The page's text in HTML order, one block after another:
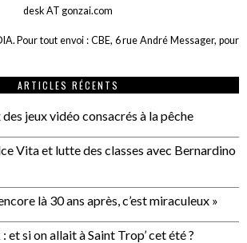
desk AT gonzai.com
Pour tout envoi : CBE, 6 rue André Messager, pour
ARTICLES RÉCENTS
jeux vidéo consacrés à la pêche
Vita et lutte des classes avec Bernardino
là 30 ans après, c’est miraculeux »
et si on allait à Saint Trop’ cet été ?